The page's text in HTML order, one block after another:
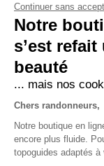
FAQ
Expéditions,
Nous contacter
Qui sommes-
Comment
Continuer sans
Notre
s’est refait
beauté
... mais nos
Chers randonneurs,
Notre boutique en
encore plus fluide.
topoguides adaptés